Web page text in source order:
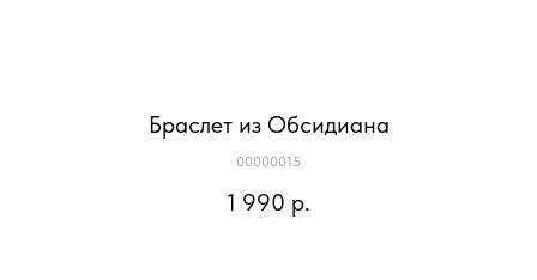
Браслет из Обсидиана
00000015
1 990 р.